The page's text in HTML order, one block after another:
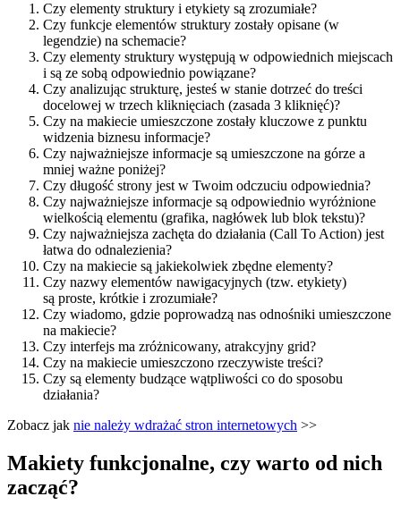
Czy elementy struktury i etykiety są zrozumiałe?
Czy funkcje elementów struktury zostały opisane (w
legendzie) na schemacie?
Czy elementy struktury występują w odpowiednich miejscach
i są ze sobą odpowiednio powiązane?
Czy analizując strukturę, jesteś w stanie dotrzeć do treści
docelowej w trzech kliknięciach (zasada 3 kliknięć)?
Czy na makiecie umieszczone zostały kluczowe z punktu
widzenia biznesu informacje?
Czy najważniejsze informacje są umieszczone na górze a
mniej ważne poniżej?
Czy długość strony jest w Twoim odczuciu odpowiednia?
Czy najważniejsze informacje są odpowiednio wyróżnione
wielkością elementu (grafika, nagłówek lub blok tekstu)?
Czy najważniejsza zachęta do działania (Call To Action) jest
łatwa do odnalezienia?
Czy na makiecie są jakiekolwiek zbędne elementy?
Czy nazwy elementów nawigacyjnych (tzw. etykiety)
są proste, krótkie i zrozumiałe?
Czy wiadomo, gdzie poprowadzą nas odnośniki umieszczone
na makiecie?
Czy interfejs ma zróżnicowany, atrakcyjny grid?
Czy na makiecie umieszczono rzeczywiste treści?
Czy są elementy budzące wątpliwości co do sposobu
działania?
Zobacz jak nie należy wdrażać stron internetowych >>
Makiety funkcjonalne, czy warto od nich
zacząć?